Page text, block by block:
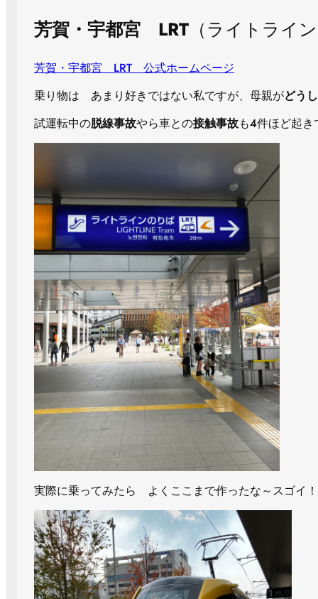
芳賀・宇都宮 LRT （ライトラ
芳賀・宇都宮 LRT 公式ホームページ
乗り物は あまり好きではない私ですが、母親がどう
試運転中の脱線事故やら車との接触事故も４件ほど起
実際に乗ってみたら よくここまで作ったな～スゴイ